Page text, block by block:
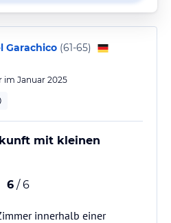
Garachico (61-65)
im Januar 2025
mit kleinen
6 / 6
innerhalb einer